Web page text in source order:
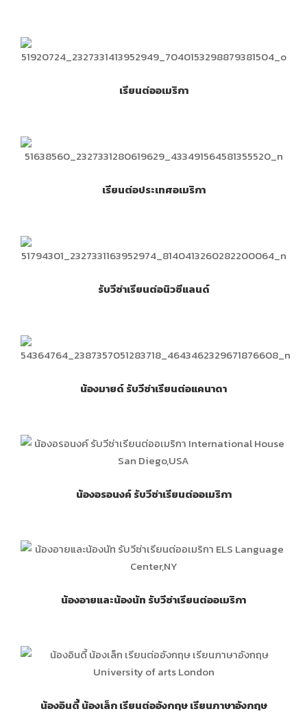
เรียนต่ออเมริกา
เรียนต่อประเทศอเมริกา
รับวีซ่าเรียนต่อนิวซีแลนด์
น้องมายด์ รับวีซ่าเรียนต่อแคนาดา
น้องอรอนงค์ รับวีซ่าเรียนต่ออเมริกา
น้องอายและน้องนัท รับวีซ่าเรียนต่ออเมริกา
น้องอินดี้ น้องเล็ก เรียนต่ออังกฤษ เรียนภาษาอังกฤษ